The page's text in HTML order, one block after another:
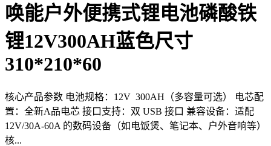
唤能户外便携式锂电池磷酸铁
锂12V300AH蓝色尺寸
310*210*60
核心产品参数 电池规格：12V 300AH（多容量可选） 电芯配
置：全新A品电芯 接口支持：双 USB 接口 兼容设备：适配
12V/30A-60A 的数码设备（如电饭煲、笔记本、户外音响等）
核...